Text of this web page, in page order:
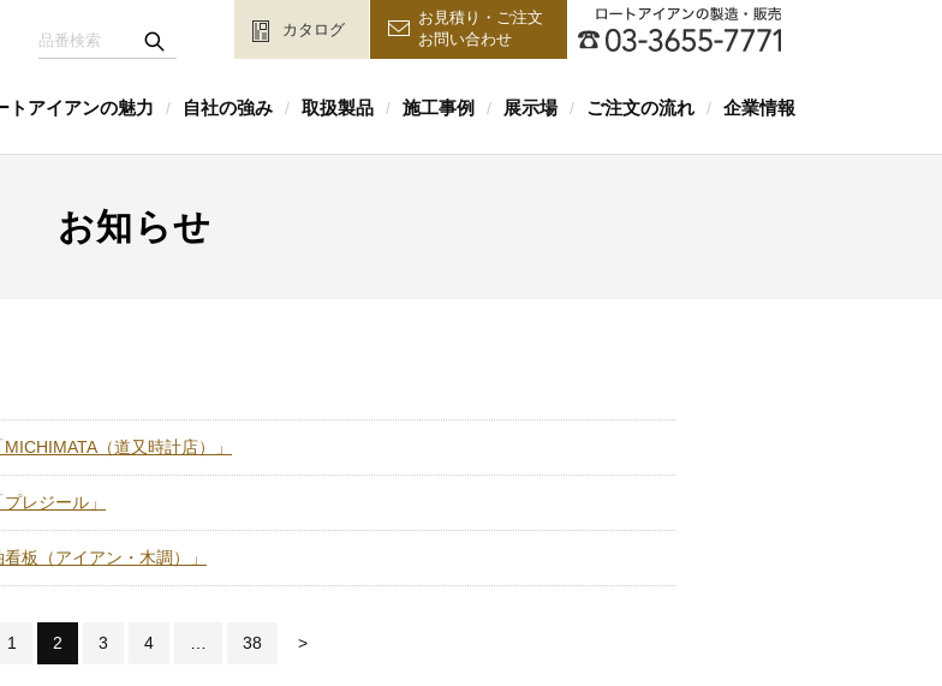
カタログ
お見積り・ご注文
お問い合わせ
トアイアンの魅力 / 自社の強み / 取扱製品 / 施工事例 / 展示場 / ご注文の流れ / 企業情報
お知らせ
（道又時計店）」
レジール」
板（アイアン・木調）」
1 2 3 4 38 >